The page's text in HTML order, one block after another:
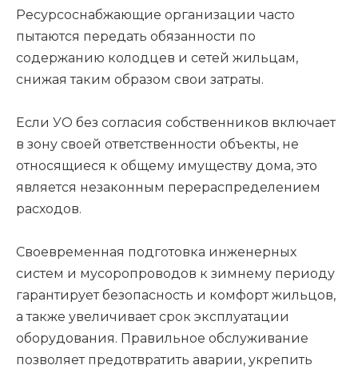
Ресурсоснабжающие организации часто
пытаются передать обязанности по
содержанию колодцев и сетей жильцам,
снижая таким образом свои затраты.
Если УО без согласия собственников включает
в зону своей ответственности объекты, не
относящиеся к общему имуществу дома, это
является незаконным перераспределением
расходов.
Своевременная подготовка инженерных
систем и мусоропроводов к зимнему периоду
гарантирует безопасность и комфорт жильцов,
а также увеличивает срок эксплуатации
оборудования. Правильное обслуживание
позволяет предотвратить аварии, укрепить